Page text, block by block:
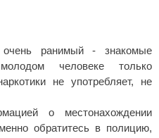
ранимый - знакомые
человеке только
не употребляет, не
о местонахождении
обратитесь в полицию,